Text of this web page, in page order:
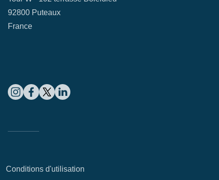
92800 Puteaux
France
Conditions d'utilisation